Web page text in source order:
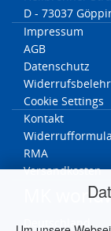
D - 73037
Impressum
AGB
Datenschutz
Cookie Settings
Kontakt
RMA
Versandkosten
MK
Deutschland